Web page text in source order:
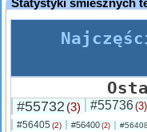
Statystyki śmiesznych
#55732 (3) #55736(3)
#56405 (2) #56400 (2) #56408